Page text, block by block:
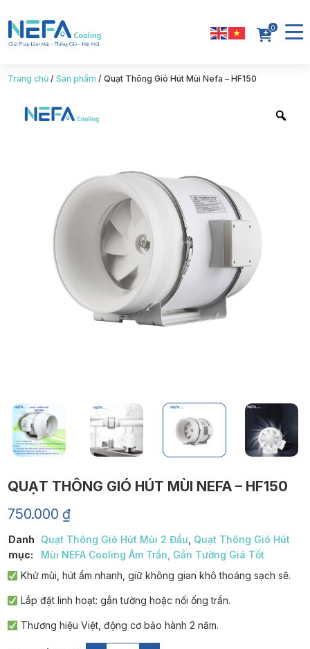
0
Trang chủ/ Sản phẩm / Quạt Thông Gió Hút Mùi Nefa – HF150
QUẠT THÔNG GIÓ HÚT MÙI NEFA – HF150
750.000 ₫
Danh
mục:
Quạt Thông Gió Hút Mùi 2 Đầu Quạt Thông Gió Hút
Mùi NEFA Cooling Âm Trần, Gắn Tường Giá Tốt
Khử mùi, hút ẩm nhanh, giữ không gian khô thoáng sạch sẽ.
Lắp đặt linh hoạt: gắn tường hoặc nối ống trần.
Thương hiệu Việt, động cơ bảo hành 2 năm.